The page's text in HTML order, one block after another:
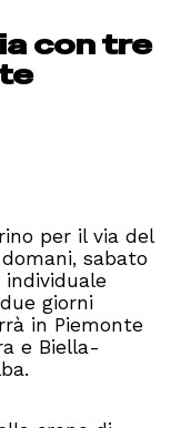
con tre
per il via del
sabato
giorni
in Piemonte
e Biella-